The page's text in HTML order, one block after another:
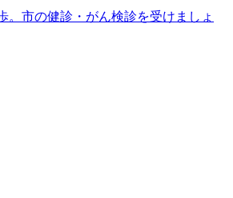
。市の健診・がん検診を受けましょ